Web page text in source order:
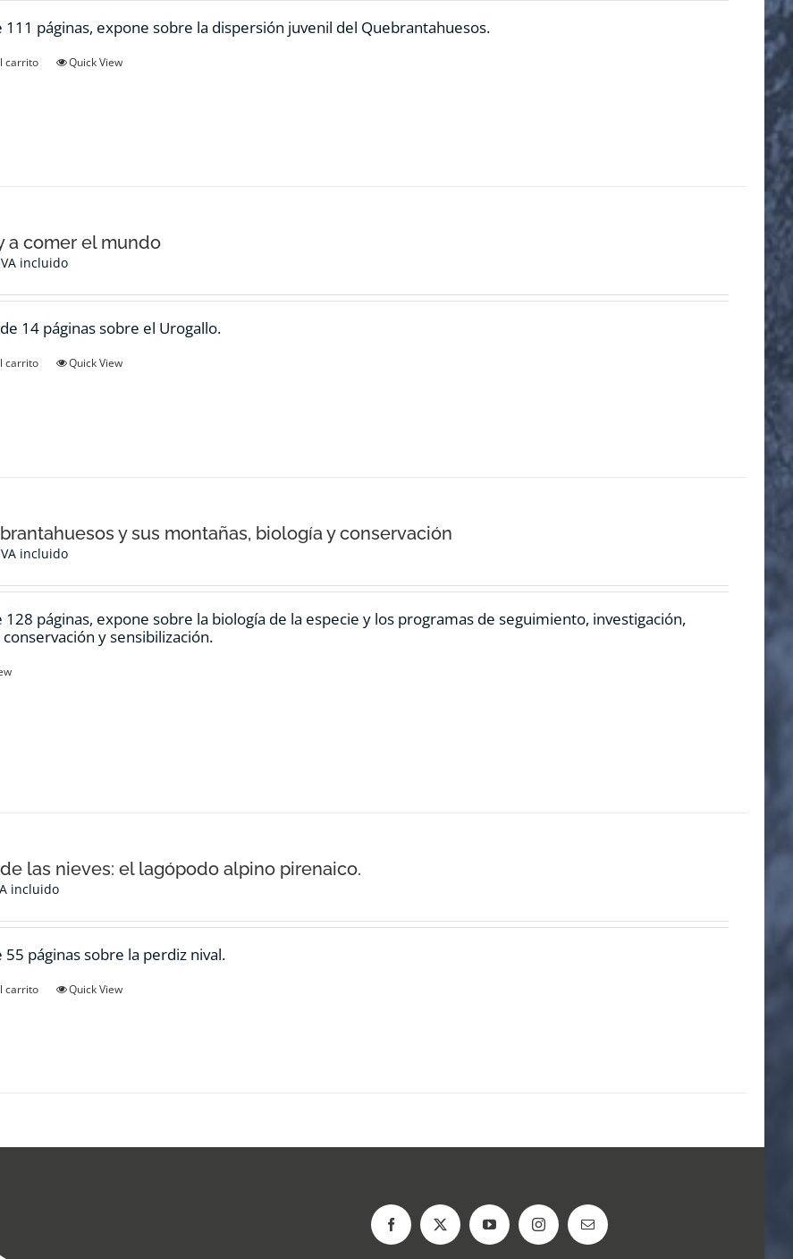
111 páginas, expone sobre la dispersión juvenil del Quebrantahuesos.
carrito Quick View
a comer el mundo
incluido
14 páginas sobre el Urogallo.
carrito Quick View
y sus montañas, biología y conservación
incluido
128 páginas, expone sobre la biología de la especie y los programas de seguimiento, investigación,
y sensibilización.
las nieves: el lagópodo alpino pirenaico.
incluido
55 páginas sobre la perdiz nival.
carrito Quick View